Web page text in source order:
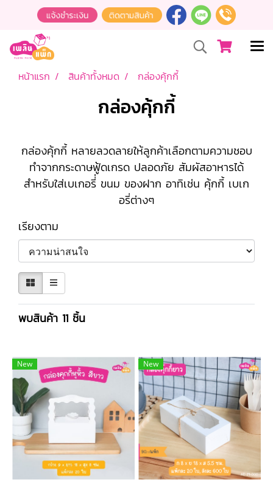
หน้าแรก สินค้าทั้งหมด กล่องคุ้กกี้
กล่องคุ้กกี้
กล่องคุ้กกี้ หลายลวดลายให้ลูกค้าเลือกตามความชอบ
ทำจากกระดาษฟู้ดเกรด ปลอดภัย สัมผัสอาหารได้
สำหรับใส่เบเกอรี่่ ขนม ของฝาก อาทิเช่น คุ้กกี้ เบเก
อรี่ต่างๆ
เรียงตาม
พบสินค้า 11 ชิ้น
New New